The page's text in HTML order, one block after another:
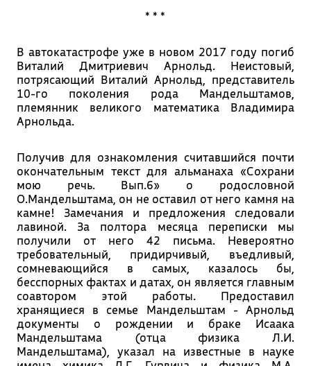
* * *
В автокатастрофе уже в новом 2017 году погиб
Виталий Дмитриевич Арнольд. Неистовый,
потрясающий Виталий Арнольд, представитель
10-го поколения рода Мандельштамов,
племянник великого математика Владимира
Арнольда.
Получив для ознакомления считавшийся почти
окончательным текст для альманаха «Сохрани
мою речь. Вып.6» о родословной
О.Мандельштама, он не оставил от него камня на
камне! Замечания и предложения следовали
лавиной. За полтора месяца переписки мы
получили от него 42 письма. Невероятно
требовательный, придирчивый, въедливый,
сомневающийся в самых, казалось бы,
бесспорных фактах и датах, он является главным
соавтором этой работы. Предоставил
хранящиеся в семье Мандельштам - Арнольд
документы о рождении и браке Исаака
Мандельштама (отца физика Л.И.
Мандельштама), указал на известные в науке